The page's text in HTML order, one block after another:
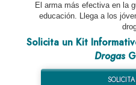
El arma más efectiva en la
educación. Llega a los
Solicita un Kit
Drogas